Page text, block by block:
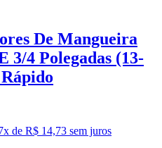
De Mangueira
3/4 Polegadas (13-
x de R$ 14,73 sem juros